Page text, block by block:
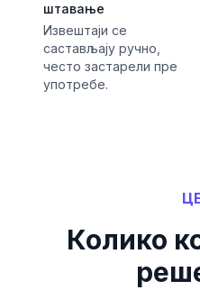
штавање
Извештаји се
састављају ручно,
често застарели пре
употребе.
Колико